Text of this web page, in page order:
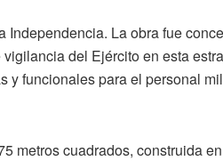
Independencia. La obra fue
del Ejército en esta
y funcionales para el personal
metros cuadrados, construida